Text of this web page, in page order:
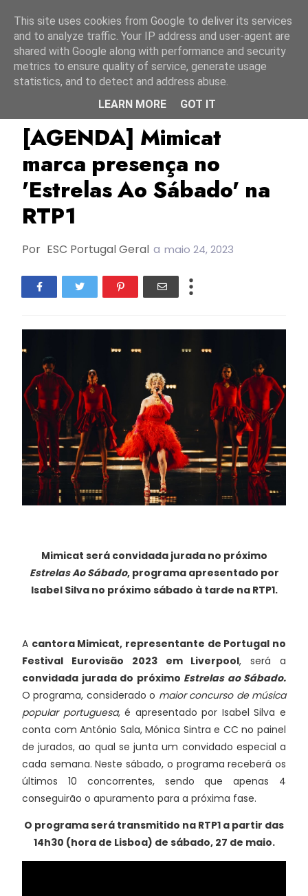
ESC2023 Estrelas Ao Sábado
[AGENDA] Mimicat
marca presença no
'Estrelas Ao Sábado' na
RTP1
Por ESC Portugal Geral a maio 24, 2023
Mimicat será convidada jurada no próximo
Estrelas Ao Sábado, programa apresentado por
Isabel Silva no próximo sábado à tarde na RTP1.
A cantora Mimicat, representante de Portugal no
Festival Eurovisão 2023 em Liverpool, será a
convidada jurada do próximo Estrelas ao Sábado.
O programa, considerado o maior concurso de música
popular portuguesa, é apresentado por Isabel Silva e
conta com António Sala, Mónica Sintra e CC no painel
de jurados, ao qual se junta um convidado especial a
cada semana. Neste sábado, o programa receberá os
últimos 10 concorrentes, sendo que apenas 4
conseguirão o apuramento para a próxima fase.
O programa será transmitido na RTP1 a partir das
14h30 (hora de Lisboa) de sábado, 27 de maio.
This site uses cookies from Google to deliver its services
and to analyze traffic. Your IP address and user-agent are
shared with Google along with performance and security
metrics to ensure quality of service, generate usage
statistics, and to detect and address abuse.
LEARN MORE
GOT IT